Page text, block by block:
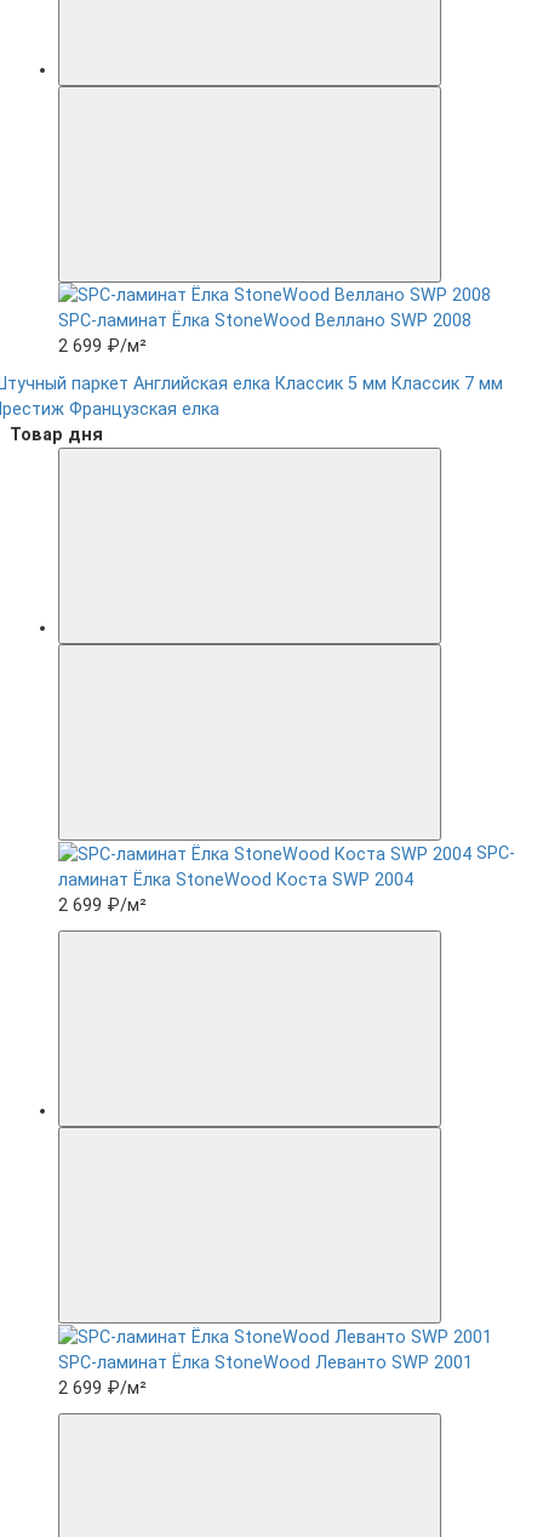
SPC-ламинат Ëлка StoneWood Веллано SWP 2008
2 699 ₽/м²
паркет Английская елка Классик 5 мм Классик 7 мм
Французская елка
Товар дня
SPC-
ламинат Ëлка StoneWood Коста SWP 2004
2 699 ₽/м²
SPC-ламинат Ëлка StoneWood Леванто SWP 2001
2 699 ₽/м²